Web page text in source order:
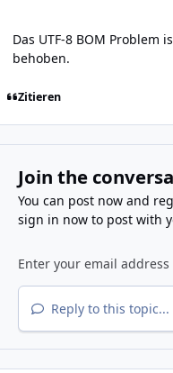
Das UTF-8 BOM Problem
behoben.
Zitieren
Join the
You can post now and
sign in nowto post with
Reply to this topic...